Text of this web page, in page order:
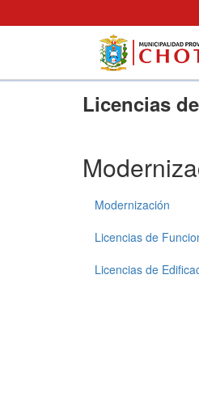
Pasar
Main
navigation
User
account
menu
Licencias
Modernización
Licencias de
Licencias de